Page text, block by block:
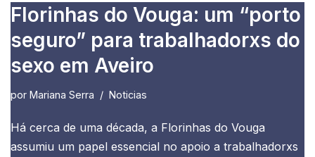
Florinhas do Vouga: um “porto
seguro” para trabalhadorxs do
sexo em Aveiro
por Mariana Serra Noticias
Há cerca de uma década, a Florinhas do Vouga
assumiu um papel essencial no apoio a trabalhadorxs